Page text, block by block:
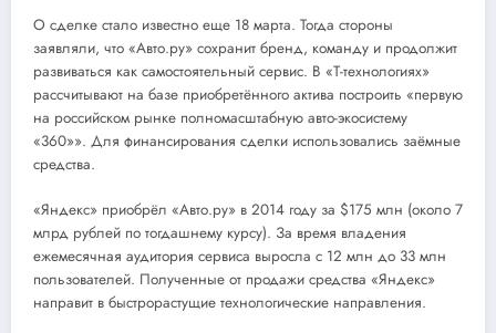
О сделке стало известно еще 18 марта. Тогда стороны
заявляли, что «Авто.ру» сохранит бренд, команду и продолжит
развиваться как самостоятельный сервис. В «Т-технологиях»
рассчитывают на базе приобретённого актива построить «первую
на российском рынке полномасштабную авто-экосистему
«360»». Для финансирования сделки использовались заёмные
средства.
«Яндекс» приобрёл «Авто.ру» в 2014 году за $175 млн (около 7
млрд рублей по тогдашнему курсу). За время владения
ежемесячная аудитория сервиса выросла с 12 млн до 33 млн
пользователей. Полученные от продажи средства «Яндекс»
направит в быстрорастущие технологические направления.